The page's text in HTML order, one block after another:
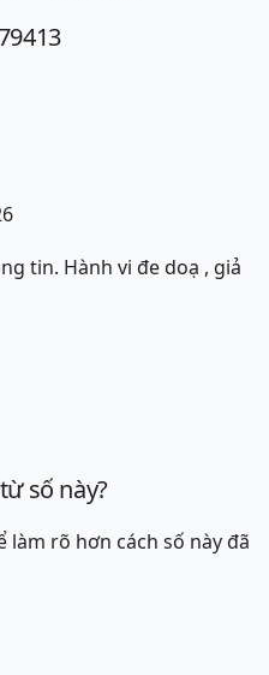
tin. Hành vi đe doạ , giả
số này?
làm rõ hơn cách số này đã